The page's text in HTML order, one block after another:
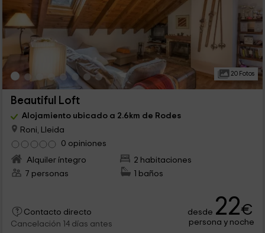
20 Fotos
Beautiful Loft
Alojamiento ubicado a 2.6km de Rodes
Roni, Lleida
0 opiniones
Alquiler íntegro
2 habitaciones
7 personas
1 baños
Contacto directo
Cancelación 14 días antes
desde 22€
persona y noche